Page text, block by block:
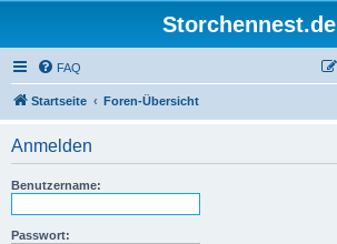
Storchennest.de
FAQ
Startseite Foren-Übersicht
Anmelden
Benutzername:
Passwort: